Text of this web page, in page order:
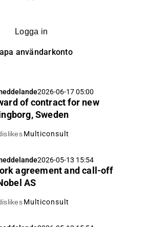
Logga in
användarkonto
2026-06-17 05:00
of contract for new
Sweden
Multiconsult
2026-05-13 15:54
agreement and call-off
AS
Multiconsult